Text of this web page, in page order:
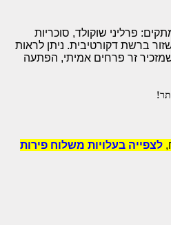
פרליני שוקולד, סוכריות
ברשת דקורטיבית. ניתן לראות
זר פרחים אמיתי, הפתעה
לצפייה בעלויות משלוח פירות